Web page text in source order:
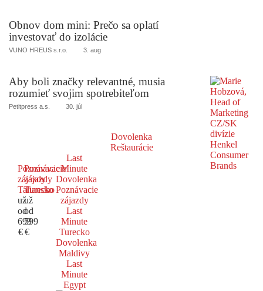
Obnov dom mini: Prečo sa oplatí
investovať do izolácie
VUNO HREUS s.r.o. 3. aug
Aby boli značky relevantné, musia
rozumieť svojim spotrebiteľom
Petitpress a.s. 30. júl
Dovolenka
Reštaurácie
Poznávacie
zájazdy
Taliansko
už
od
699
€
Poznávacie
zájazdy
Turecko
už
od
599
€
Last
Minute
Dovolenka
Poznávacie
zájazdy
Last
Minute
Turecko
Dovolenka
Maldivy
Last
Minute
Egypt